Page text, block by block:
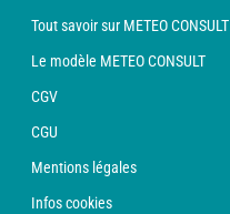
Tout savoir sur METEO CONSULT
Le modèle METEO CONSULT
CGV
CGU
Mentions légales
Infos cookies